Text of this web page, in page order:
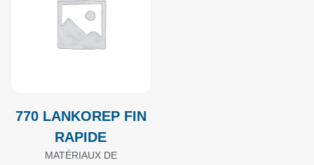
770 LANKOREP FIN
RAPIDE
MATÉRIAUX DE